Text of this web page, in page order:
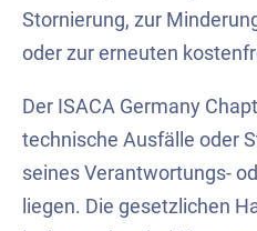
Stornierung, zur
oder zur erneuten
Der ISACA Germany
technische Ausfälle oder
seines Verantwortungs-
liegen. Die gesetzlichen